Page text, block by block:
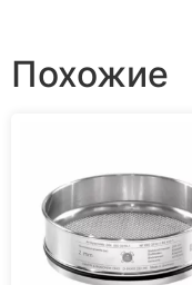
Похожие